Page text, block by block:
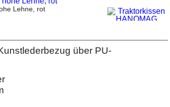
Lehne, rot
über PU-